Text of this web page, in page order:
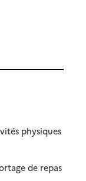
physiques
de repas